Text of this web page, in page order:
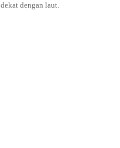
dekat dengan laut.